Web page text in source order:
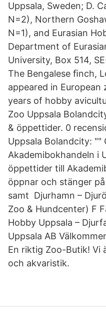
Uppsala, Sweden; D.
N=2), Northern
N=1), and Eurasian
Department of
University, Box 514,
The Bengalese ﬁnch,
appeared in
years of hobby
Zoo Uppsala
& öppettider. 0
Uppsala Bolandcity:
Akademibokhandeln i
öppettider till
öppnar och stänger
samt Djurhamn –
Zoo & Hundcenter) F
Hobby Uppsala –
Uppsala AB
En riktig Zoo-Butik! Vi
och akvaristik.